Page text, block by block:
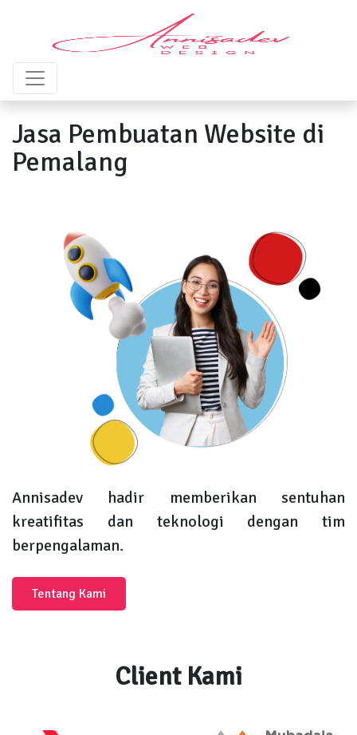
Jasa Pembuatan Website di
Pemalang
Annisadev hadir memberikan sentuhan
kreatifitas dan teknologi dengan tim
berpengalaman.
Tentang Kami
Client Kami